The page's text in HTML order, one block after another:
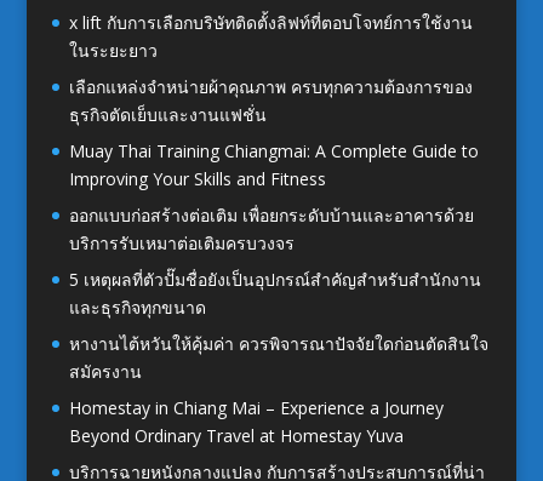
x lift กับการเลือกบริษัทติดตั้งลิฟท์ที่ตอบโจทย์การใช้งาน
ในระยะยาว
เลือกแหล่งจำหน่ายผ้าคุณภาพ ครบทุกความต้องการของ
ธุรกิจตัดเย็บและงานแฟชั่น
Muay Thai Training Chiangmai: A Complete Guide to
Improving Your Skills and Fitness
ออกแบบก่อสร้างต่อเติม เพื่อยกระดับบ้านและอาคารด้วย
บริการรับเหมาต่อเติมครบวงจร
5 เหตุผลที่ตัวปั๊มชื่อยังเป็นอุปกรณ์สำคัญสำหรับสำนักงาน
และธุรกิจทุกขนาด
หางานไต้หวันให้คุ้มค่า ควรพิจารณาปัจจัยใดก่อนตัดสินใจ
สมัครงาน
Homestay in Chiang Mai – Experience a Journey
Beyond Ordinary Travel at Homestay Yuva
บริการฉายหนังกลางแปลง กับการสร้างประสบการณ์ที่น่า